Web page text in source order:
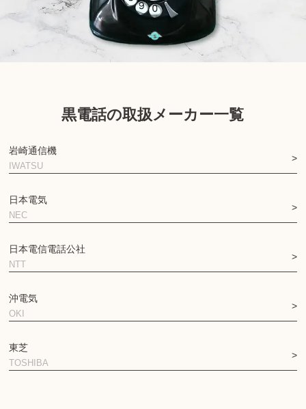
黒電話の取扱メーカー一覧
岩崎通信機
IWATSU
日本電気
NEC
日本電信電話公社
NTT
沖電気
OKI
東芝
TOSHIBA